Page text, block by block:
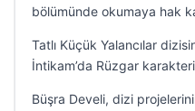
bölümünde okumaya hak
Tatlı Küçük Yalancılar
İntikam’da Rüzgar
Büşra Develi, dizi